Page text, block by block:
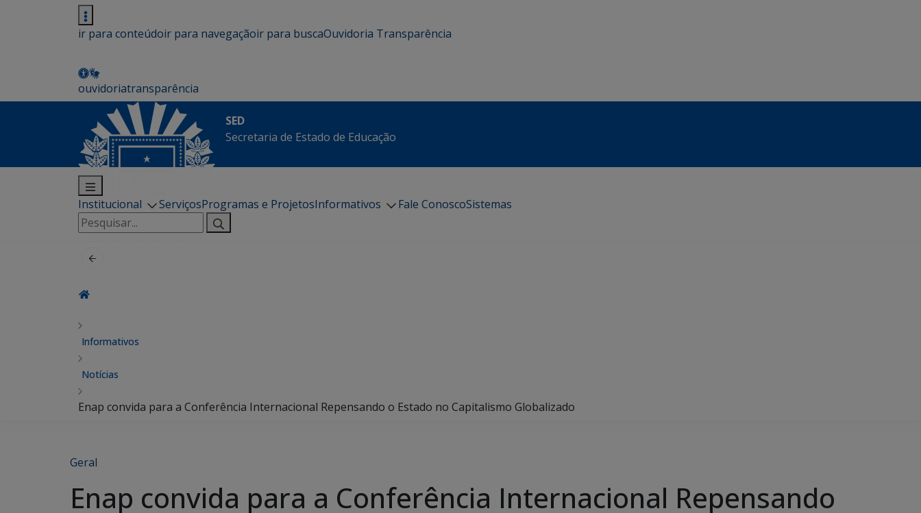
ir para conteúdoir para navegaçãoir para buscaOuvidoria Transparência
ouvidoriatransparência
SED
Secretaria de Estado de Educação
Institucional ServiçosProgramas e ProjetosInformativos Fale ConoscoSistemas
Pesquisar
por:
Informativos
Notícias
Enap convida para a Conferência Internacional Repensando o Estado no Capitalismo Globalizado
Geral
Enap convida para a Conferência Internacional Repensando